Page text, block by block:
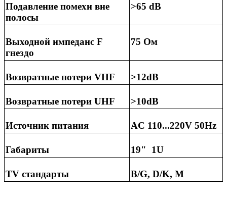
Подавление помехи вне
полосы
>65 dB
Выходной импеданс F
гнездо
75 Ом
Возвратные потери VHF >12dB
Возвратные потери UHF >10dB
Источник питания AC 110...220V 50Hz
Габариты 19" 1U
TV стандарты B/G, D/K, M